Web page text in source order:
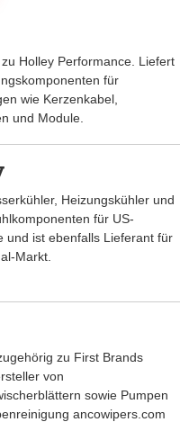
Holley Performance. Liefert
für
wie Kerzenkabel,
und Module.
Heizungskühler und
für US-
und ist ebenfalls Lieferant für
Markt.
zu First Brands
von
sowie Pumpen
ancowipers.com